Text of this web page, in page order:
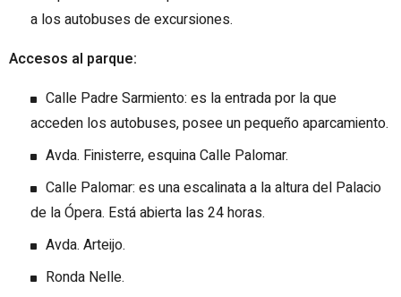
a los autobuses de excursiones.
Accesos al parque:
Calle Padre Sarmiento: es la entrada por la que
acceden los autobuses, posee un pequeño aparcamiento.
Avda. Finisterre, esquina Calle Palomar.
Calle Palomar: es una escalinata a la altura del Palacio
de la Ópera. Está abierta las 24 horas.
Avda. Arteijo.
Ronda Nelle.